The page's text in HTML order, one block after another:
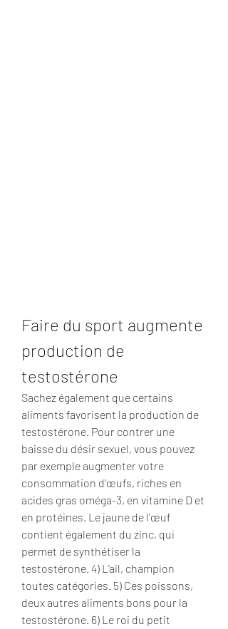
Faire du sport augmente
production de
testostérone
Sachez également que certains
aliments favorisent la production de
testostérone. Pour contrer une
baisse du désir sexuel, vous pouvez
par exemple augmenter votre
consommation d’œufs, riches en
acides gras oméga-3, en vitamine D et
en protéines. Le jaune de l’œuf
contient également du zinc, qui
permet de synthétiser la
testostérone. 4) L’ail, champion
toutes catégories. 5) Ces poissons,
deux autres aliments bons pour la
testostérone. 6) Le roi du petit